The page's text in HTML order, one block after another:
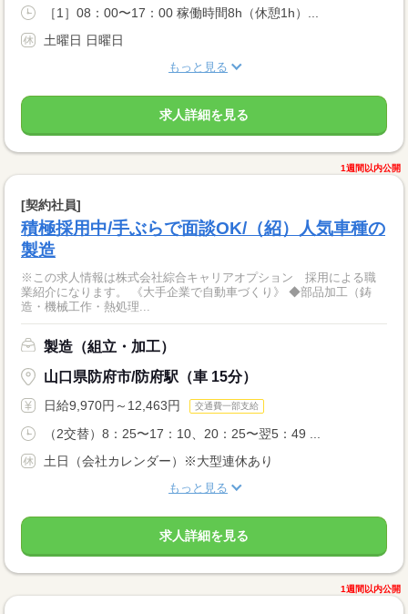
［1］08：00〜17：00 稼働時間8h（休憩1h）...
土曜日 日曜日
もっと見る
求人詳細を見る
1週間以内公開
[契約社員]
積極採用中/手ぶらで面談OK/（紹）人気車種の
製造
※この求人情報は株式会社綜合キャリアオプション 採用による職
業紹介になります。 《大手企業で自動車づくり》 ◆部品加工（鋳
造・機械工作・熱処理...
製造（組立・加工）
山口県防府市/防府駅（車 15分）
日給9,970円～12,463円 交通費一部支給
（2交替）8：25〜17：10、20：25〜翌5：49 ...
土日（会社カレンダー）※大型連休あり
もっと見る
求人詳細を見る
1週間以内公開